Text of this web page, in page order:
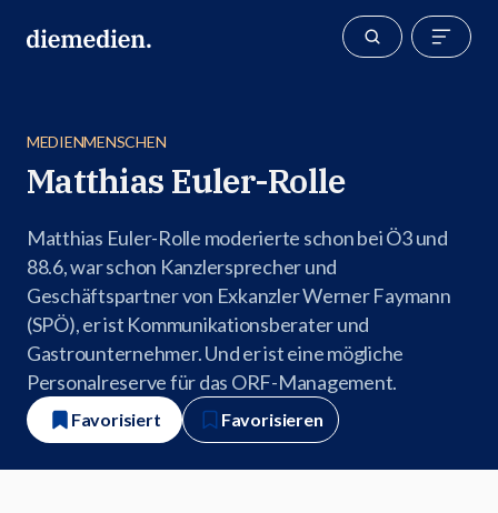
MEDIENMENSCHEN
Matthias Euler-Rolle
Matthias Euler-Rolle moderierte schon bei Ö3 und
88.6, war schon Kanzlersprecher und
Geschäftspartner von Exkanzler Werner Faymann
(SPÖ), er ist Kommunikationsberater und
Gastrounternehmer. Und er ist eine mögliche
Personalreserve für das ORF-Management.
Favorisiert Favorisieren